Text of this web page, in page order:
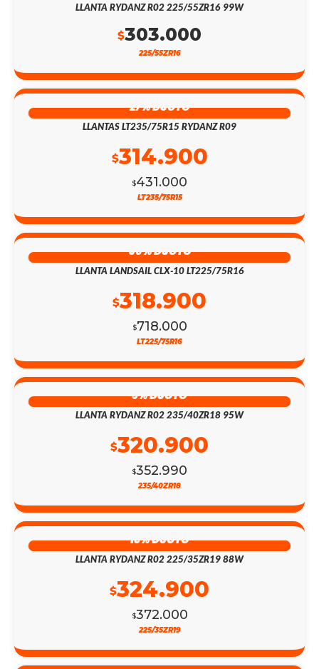
LLANTA RYDANZ R02 225/55ZR16 99W
$303.000
225/55ZR16
27% DSCTO
LLANTAS LT235/75R15 RYDANZ R09
$431.000
$314.900
LT235/75R15
56% DSCTO
LLANTA LANDSAIL CLX-10 LT225/75R16
$718.000
$318.900
LT225/75R16
9% DSCTO
LLANTA RYDANZ R02 235/40ZR18 95W
$352.990
$320.900
235/40ZR18
13% DSCTO
LLANTA RYDANZ R02 225/35ZR19 88W
$372.000
$324.900
225/35ZR19